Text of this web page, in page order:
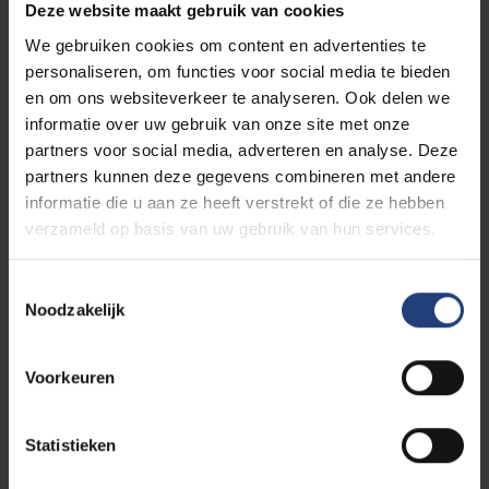
Deze website maakt gebruik van cookies
We gebruiken cookies om content en advertenties te
personaliseren, om functies voor social media te bieden
en om ons websiteverkeer te analyseren. Ook delen we
informatie over uw gebruik van onze site met onze
partners voor social media, adverteren en analyse. Deze
partners kunnen deze gegevens combineren met andere
informatie die u aan ze heeft verstrekt of die ze hebben
verzameld op basis van uw gebruik van hun services.
Noodzakelijk
Voorkeuren
Statistieken
naam mag schrijven, is die van het“Topsport en
Studie”-programma waartoe hij in 1988 het initiatief
nam. Het programma werd door alle andere
universiteiten en hogescholen overgenomen en
opgenomen in het Vlaamse topsportbeleid.
Paul De Knop was zelf op en top sportman. Tegen
het einde van zijn rectorschap leverde hij zelf een
topsportprestatie door meede vlag van de VUB op
de top van Mount Everestte helpen planten. In zijn
vrije tijd deed hij aan triatlon, zwemmen, maar vooral
fietsen. Hij fietste soms in het gezelschap van politici
sneller te kunnen realiseren. Werk en vrije tijd lagen
nooit echt ver uiteen. Op beide gebieden legde hij
was ook altijd van de partij wanneer de VUB deelnam